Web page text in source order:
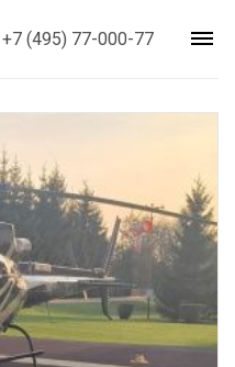
+7 (495) 77-000-77